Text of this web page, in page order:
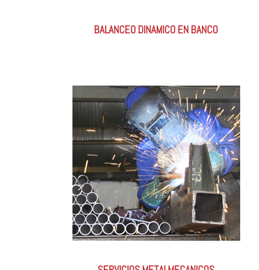
BALANCEO DINAMICO EN BANCO